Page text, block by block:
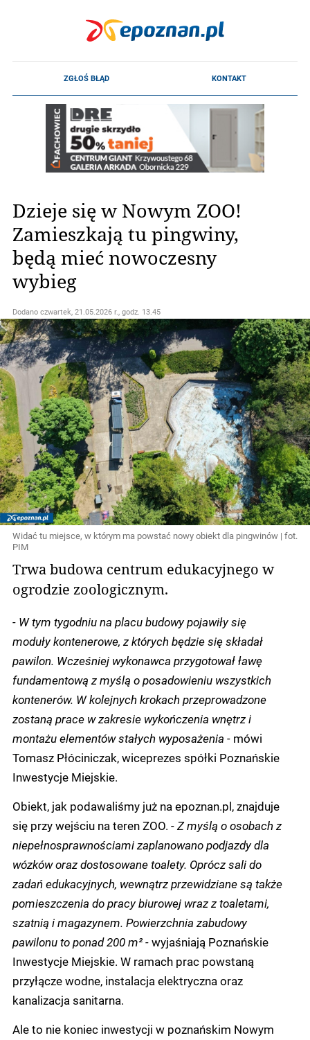
Dzieje się w Nowym ZOO!
Zamieszkają tu pingwiny,
będą mieć nowoczesny
wybieg
Dodano czwartek, 21.05.2026 r., godz. 13.45
Widać tu miejsce, w którym ma powstać nowy obiekt dla pingwinów | fot.
PIM
Trwa budowa centrum edukacyjnego w
ogrodzie zoologicznym.
- W tym tygodniu na placu budowy pojawiły się
moduły kontenerowe, z których będzie się składał
pawilon. Wcześniej wykonawca przygotował ławę
fundamentową z myślą o posadowieniu wszystkich
kontenerów. W kolejnych krokach przeprowadzone
zostaną prace w zakresie wykończenia wnętrz i
montażu elementów stałych wyposażenia - mówi
Tomasz Płóciniczak, wiceprezes spółki Poznańskie
Inwestycje Miejskie.
Obiekt, jak podawaliśmy już na epoznan.pl, znajduje
się przy wejściu na teren ZOO. - Z myślą o osobach z
niepełnosprawnościami zaplanowano podjazdy dla
wózków oraz dostosowane toalety. Oprócz sali do
zadań edukacyjnych, wewnątrz przewidziane są także
pomieszczenia do pracy biurowej wraz z toaletami,
szatnią i magazynem. Powierzchnia zabudowy
pawilonu to ponad 200 m² -wyjaśniają Poznańskie
Inwestycje Miejskie. W ramach prac powstaną
przyłącze wodne, instalacja elektryczna oraz
kanalizacja sanitarna.
Ale to nie koniec inwestycji w poznańskim Nowym